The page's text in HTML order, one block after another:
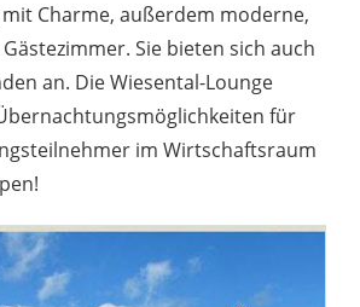
Charme, außerdem moderne,
Sie bieten sich auch
an. Die Wiesental-Lounge
für
im Wirtschaftsraum